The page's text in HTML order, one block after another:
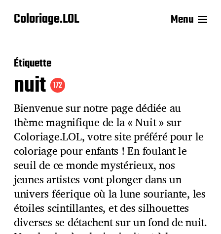
Coloriage.LOL Menu
Étiquette
nuit 172
Bienvenue sur notre page dédiée au
thème magnifique de la « Nuit » sur
Coloriage.LOL, votre site préféré pour le
coloriage pour enfants ! En foulant le
seuil de ce monde mystérieux, nos
jeunes artistes vont plonger dans un
univers féerique où la lune souriante, les
étoiles scintillantes, et des silhouettes
diverses se détachent sur un fond de nuit.